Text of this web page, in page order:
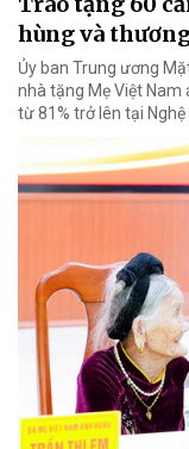
hùng và
Ủy ban Trung ương
nhà tặng Mẹ Việt
từ 81% trở lên tại Nghệ